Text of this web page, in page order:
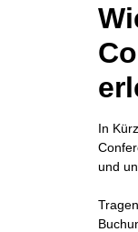
In
und